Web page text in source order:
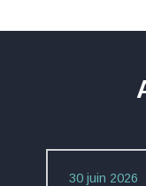
30 juin 2026